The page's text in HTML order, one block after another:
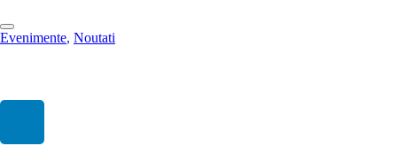
Evenimente, Noutati